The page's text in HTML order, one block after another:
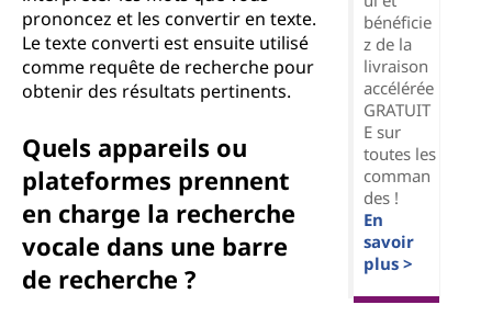
prononcez et les convertir en texte.
Le texte converti est ensuite utilisé
comme requête de recherche pour
obtenir des résultats pertinents.
Quels appareils ou
plateformes prennent
en charge la recherche
vocale dans une barre
de recherche ?
bénéficie
z de la
livraison
accélérée
GRATUIT
E sur
toutes les
comman
des !
En
savoir
plus >